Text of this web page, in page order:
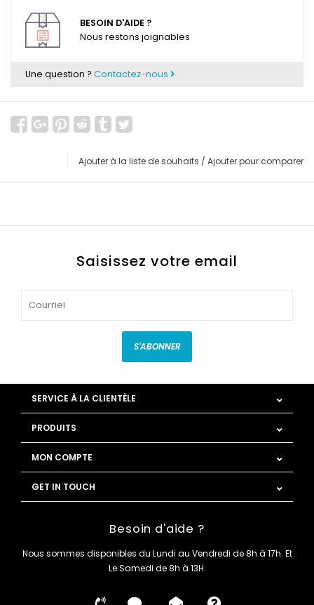
BESOIN D'AIDE ?
Nous restons joignables
Une question ? Contactez-nous
Ajouter à la liste de souhaits / Ajouter pour comparer
Saisissez votre email
S'ABONNER
SERVICE À LA CLIENTÈLE
PRODUITS
MON COMPTE
GET IN TOUCH
Besoin d'aide ?
Nous sommes disponibles du Lundi au Vendredi de 8h à 17h. Et
Le Samedi de 8h à 13H.